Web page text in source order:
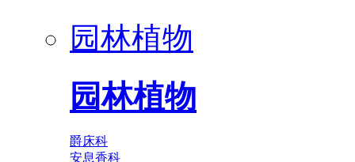
园林植物
园林植物
爵床科
安息香科